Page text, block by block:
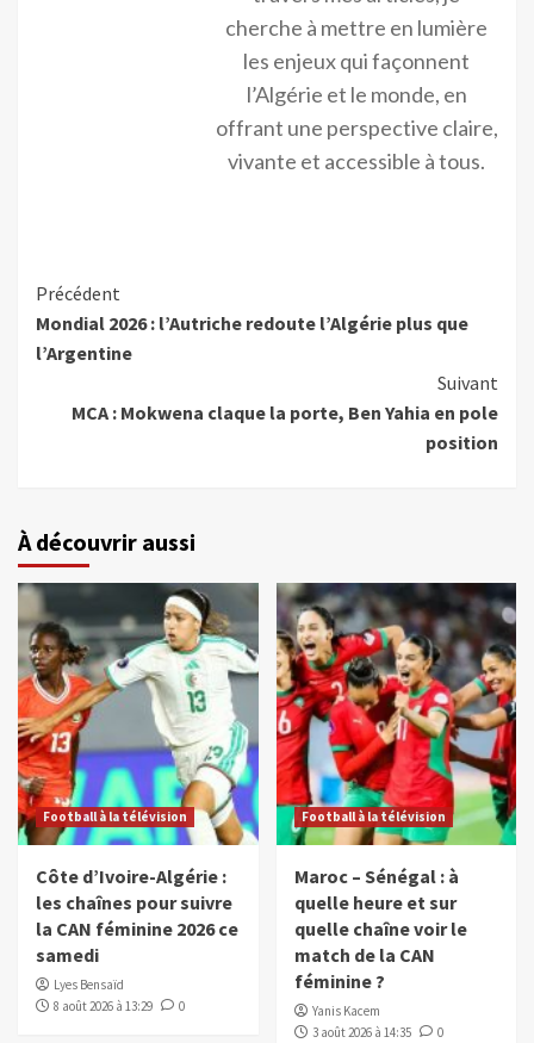
cherche à mettre en lumière
les enjeux qui façonnent
l’Algérie et le monde, en
offrant une perspective claire,
vivante et accessible à tous.
Précédent
Mondial 2026 : l’Autriche redoute l’Algérie plus que
l’Argentine
Suivant
MCA : Mokwena claque la porte, Ben Yahia en pole
position
À découvrir aussi
Football à la télévision
Côte d’Ivoire-Algérie :
les chaînes pour suivre
la CAN féminine 2026 ce
samedi
Lyes Bensaïd
8 août 2026 à 13:29
0
Football à la télévision
Maroc – Sénégal : à
quelle heure et sur
quelle chaîne voir le
match de la CAN
féminine ?
Yanis Kacem
3 août 2026 à 14:35
0